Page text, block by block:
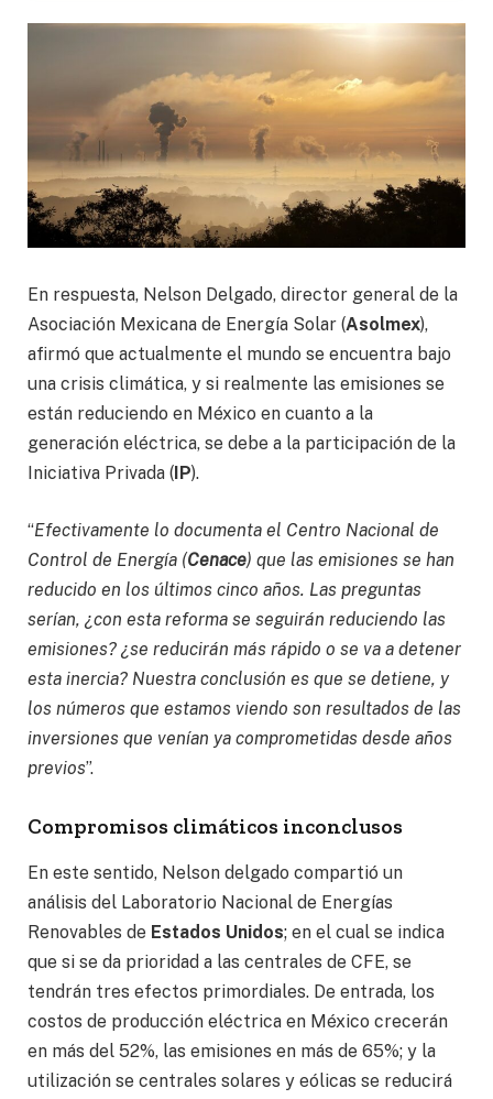
En respuesta, Nelson Delgado, director general de la
Asociación Mexicana de Energía Solar (Asolmex),
afirmó que actualmente el mundo se encuentra bajo
una crisis climática, y si realmente las emisiones se
están reduciendo en México en cuanto a la
generación eléctrica, se debe a la participación de la
Iniciativa Privada ( IP).
“Efectivamente lo documenta el Centro Nacional de
Control de Energía (Cenace) que las emisiones se han
reducido en los últimos cinco años. Las preguntas
serían, ¿con esta reforma se seguirán reduciendo las
emisiones? ¿se reducirán más rápido o se va a detener
esta inercia? Nuestra conclusión es que se detiene, y
los números que estamos viendo son resultados de las
inversiones que venían ya comprometidas desde años
previos”.
Compromisos climáticos inconclusos
En este sentido, Nelson delgado compartió un
análisis del Laboratorio Nacional de Energías
Renovables de Estados Unidos; en el cual se indica
que si se da prioridad a las centrales de CFE, se
tendrán tres efectos primordiales. De entrada, los
costos de producción eléctrica en México crecerán
en más del 52%, las emisiones en más de 65%; y la
utilización se centrales solares y eólicas se reducirá